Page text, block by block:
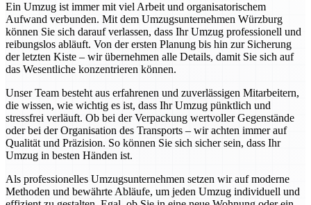
Ein Umzug ist immer mit viel Arbeit und organisatorischem
Aufwand verbunden. Mit dem Umzugsunternehmen Würzburg
können Sie sich darauf verlassen, dass Ihr Umzug professionell und
reibungslos abläuft. Von der ersten Planung bis hin zur Sicherung
der letzten Kiste – wir übernehmen alle Details, damit Sie sich auf
das Wesentliche konzentrieren können.
Unser Team besteht aus erfahrenen und zuverlässigen Mitarbeitern,
die wissen, wie wichtig es ist, dass Ihr Umzug pünktlich und
stressfrei verläuft. Ob bei der Verpackung wertvoller Gegenstände
oder bei der Organisation des Transports – wir achten immer auf
Qualität und Präzision. So können Sie sich sicher sein, dass Ihr
Umzug in besten Händen ist.
Als professionelles Umzugsunternehmen setzen wir auf moderne
Methoden und bewährte Abläufe, um jeden Umzug individuell und